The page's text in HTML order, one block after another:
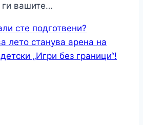
ги вашите…
сте подготвени?
лето станува арена на
„Игри без граници“!